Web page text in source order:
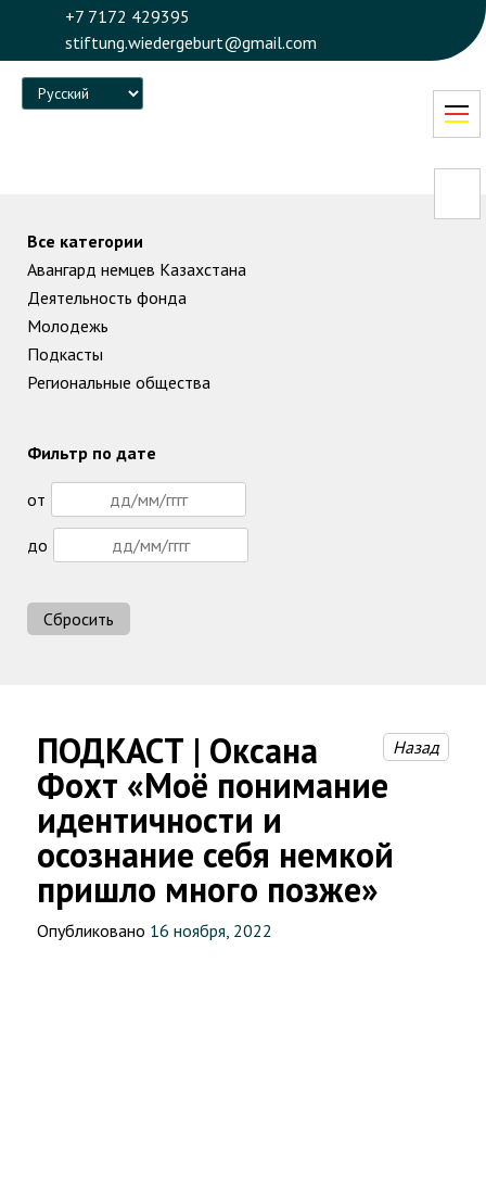
+7 7172 429395
stiftung.wiedergeburt@gmail.com
Language
ПОДКАСТ | Оксана
Фохт «Моё понимание
идентичности и
осознание себя немкой
пришло много позже»
Назад
Опубликовано 16 ноября, 2022
Все категории
Авангард немцев Казахстана
Деятельность фонда
Молодежь
Подкасты
Региональные общества
Фильтр по дате
от
до
Сбросить